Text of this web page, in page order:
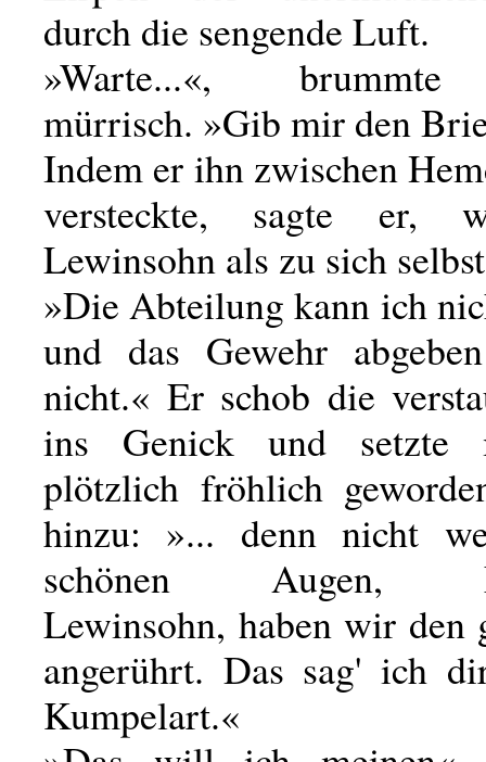
durch die sengende Luft.
»Warte...«,
mürrisch. »Gib mir den
Indem er ihn zwischen
versteckte, sagte er,
Lewinsohn als zu sich
»Die Abteilung kann ich
und das Gewehr
nicht.« Er schob die
ins Genick und setzte
plötzlich fröhlich
hinzu: »... denn nicht
schönen Augen,
Lewinsohn, haben wir den
angerührt. Das sag' ich
Kumpelart.«